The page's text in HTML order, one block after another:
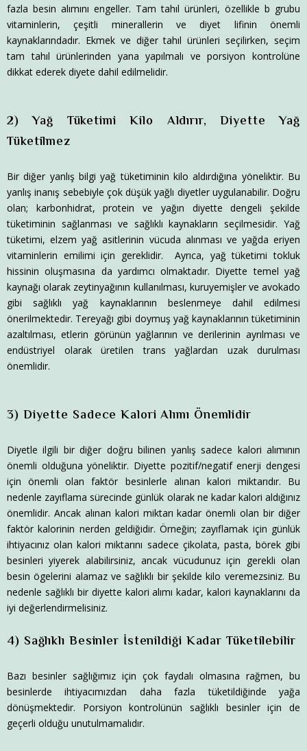
fazla besin alımını engeller. Tam tahıl ürünleri, özellikle b grubu
vitaminlerin, çeşitli minerallerin ve diyet lifinin önemli
kaynaklarındadır. Ekmek ve diğer tahıl ürünleri seçilirken, seçim
tam tahıl ürünlerinden yana yapılmalı ve porsiyon kontrolüne
dikkat ederek diyete dahil edilmelidir.
2) Yağ Tüketimi Kilo Aldırır, Diyette Yağ
Tüketilmez
Bir diğer yanlış bilgi yağ tüketiminin kilo aldırdığına yöneliktir. Bu
yanlış inanış sebebiyle çok düşük yağlı diyetler uygulanabilir. Doğru
olan; karbonhidrat, protein ve yağın diyette dengeli şekilde
tüketiminin sağlanması ve sağlıklı kaynakların seçilmesidir. Yağ
tüketimi, elzem yağ asitlerinin vücuda alınması ve yağda eriyen
vitaminlerin emilimi için gereklidir. Ayrıca, yağ tüketimi tokluk
hissinin oluşmasına da yardımcı olmaktadır. Diyette temel yağ
kaynağı olarak zeytinyağının kullanılması, kuruyemişler ve avokado
gibi sağlıklı yağ kaynaklarının beslenmeye dahil edilmesi
önerilmektedir. Tereyağı gibi doymuş yağ kaynaklarının tüketiminin
azaltılması, etlerin görünün yağlarının ve derilerinin ayrılması ve
endüstriyel olarak üretilen trans yağlardan uzak durulması
önemlidir.
3) Diyette Sadece Kalori Alımı Önemlidir
Diyetle ilgili bir diğer doğru bilinen yanlış sadece kalori alımının
önemli olduğuna yöneliktir. Diyette pozitif/negatif enerji dengesi
için önemli olan faktör besinlerle alınan kalori miktarıdır. Bu
nedenle zayıflama sürecinde günlük olarak ne kadar kalori aldığınız
önemlidir. Ancak alınan kalori miktarı kadar önemli olan bir diğer
faktör kalorinin nerden geldiğidir. Örneğin; zayıflamak için günlük
ihtiyacınız olan kalori miktarını sadece çikolata, pasta, börek gibi
besinleri yiyerek alabilirsiniz, ancak vücudunuz için gerekli olan
besin ögelerini alamaz ve sağlıklı bir şekilde kilo veremezsiniz. Bu
nedenle sağlıklı bir diyette kalori alımı kadar, kalori kaynaklarını da
iyi değerlendirmelisiniz.
4) Sağlıklı Besinler İstenildiği Kadar Tüketilebilir
Bazı besinler sağlığımız için çok faydalı olmasına rağmen, bu
besinlerde ihtiyacımızdan daha fazla tüketildiğinde yağa
dönüşmektedir. Porsiyon kontrolünün sağlıklı besinler için de
geçerli olduğu unutulmamalıdır.